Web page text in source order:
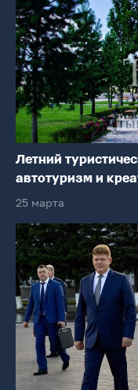
Летний
автотуризм и
25 марта